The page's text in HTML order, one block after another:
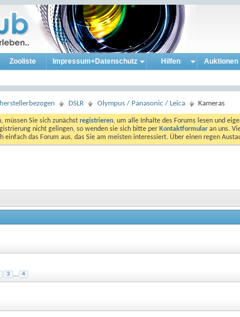
Zooliste Impressum+Datenschutz Hilfen Auktionen
DSLR Olympus / Panasonic / Leica Kameras
müssen Sie sich zunächst registrieren, um alle Inhalte des Forums lesen und
nicht gelingen, so wenden sie sich bitte per Kontaktformular an uns.
einfach das Forum aus, das Sie am meisten interessiert. Über einen regen
3 ... 4